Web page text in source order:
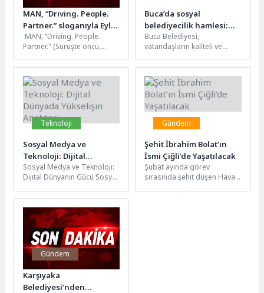
MAN, “Driving. People.
Partner.” sloganıyla Eylül
ayındaki IAA
Transportation 2026’da
MAN, “Driving. People.
Partner." (Sürüşte öncü,
sloganıyla yer alacağı Eylül
ayındaki...
Buca’da sosyal
belediyecilik hamlesi:
Vagon ve Ray Büfe
hizmete girdi
Buca Belediyesi,
vatandaşların kaliteli ve
ulaşabilmesi adına kentin iki
noktasına "Buca 1923 Ray...
Teknoloji
Sosyal Medya ve
Teknoloji: Dijital
Dünyada Yükselişin
Anahtarı
Sosyal Medya ve Teknoloji:
Dijital Dünyanın Gücü Sosyal
günümüzün dijital
dünyasında büyük...
Gündem
Şehit İbrahim Bolat’ın
İsmi Çiğli’de Yaşatılacak
Şubat ayında görev
sırasında şehit düşen Hava
Gündem
Karşıyaka
Belediyesi’nden